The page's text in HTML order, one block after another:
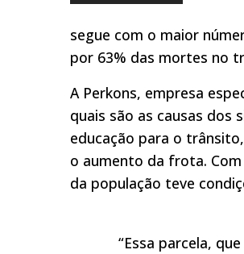
segue com o maior
por 63% das mortes no
A Perkons, empresa
quais são as causas dos
educação para o
o aumento da frota.
da população teve
“Essa parcela,